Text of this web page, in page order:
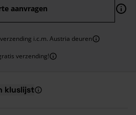
aanvragen
i.c.m. Austria deuren
verzending!
kluslijst